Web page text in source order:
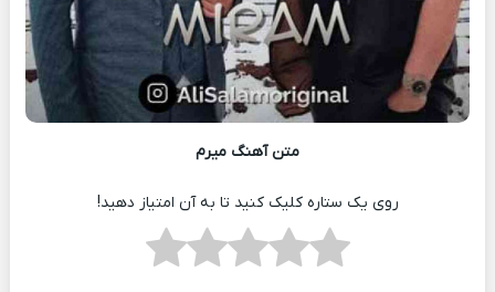
متن آهنگ میرم
روی یک ستاره کلیک کنید تا به آن امتیاز دهید!